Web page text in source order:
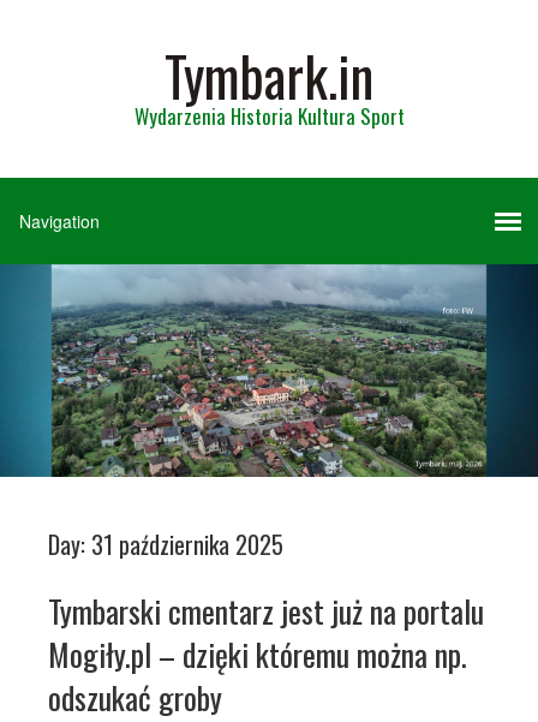
Tymbark.in
Wydarzenia Historia Kultura Sport
Day: 31 października 2025
Tymbarski cmentarz jest już na portalu
Mogiły.pl – dzięki któremu można np.
odszukać groby